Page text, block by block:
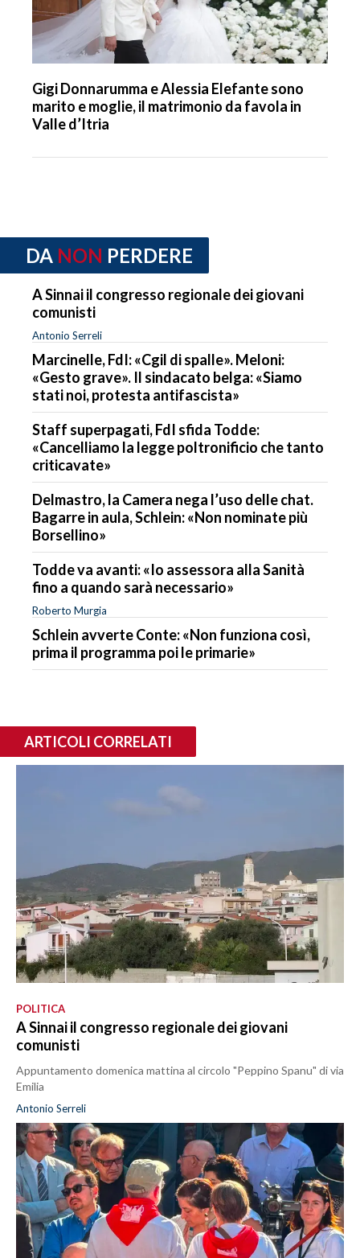
Gigi Donnarumma e Alessia Elefante sono
marito e moglie, il matrimonio da favola in
Valle d’Itria
DA NON PERDERE
A Sinnai il congresso regionale dei giovani
comunisti
Antonio Serreli
Marcinelle, FdI: «Cgil di spalle». Meloni:
«Gesto grave». Il sindacato belga: «Siamo
stati noi, protesta antifascista»
Staff superpagati, FdI sfida Todde:
«Cancelliamo la legge poltronificio che tanto
criticavate»
Delmastro, la Camera nega l’uso delle chat.
Bagarre in aula, Schlein: «Non nominate più
Borsellino»
Todde va avanti: «Io assessora alla Sanità
fino a quando sarà necessario»
Roberto Murgia
Schlein avverte Conte: «Non funziona così,
prima il programma poi le primarie»
ARTICOLI CORRELATI
POLITICA
A Sinnai il congresso regionale dei giovani
comunisti
Appuntamento domenica mattina al circolo "Peppino Spanu" di via
Emilia
Antonio Serreli